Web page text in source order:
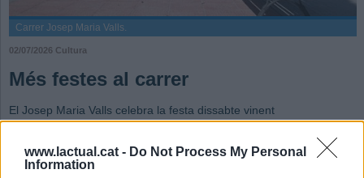
www.lactual.cat - Do Not Process My Personal
Information
Carrer Josep Maria Valls.
02/07/2026 Cultura
Més festes al carrer
El Josep Maria Valls celebra la festa dissabte vinent
Afegeix el teu comentari